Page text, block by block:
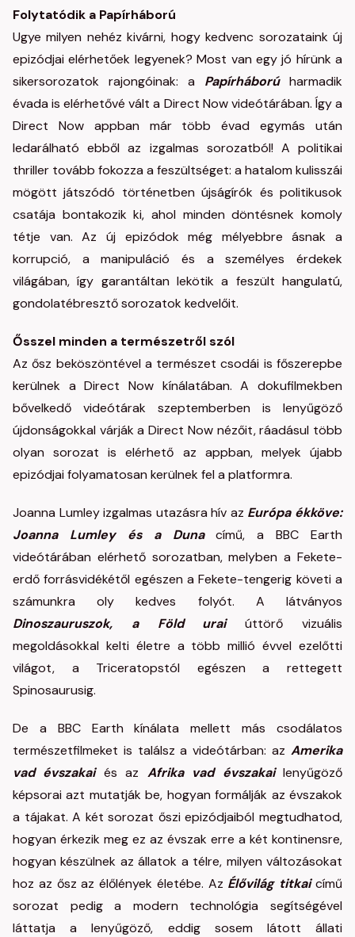
Folytatódik a Papírháború
Ugye milyen nehéz kivárni, hogy kedvenc sorozataink új
epizódjai elérhetőek legyenek? Most van egy jó hírünk a
sikersorozatok rajongóinak: a Papírháború harmadik
évada is elérhetővé vált a Direct Now videótárában. Így a
Direct Now appban már több évad egymás után
ledarálható ebből az izgalmas sorozatból! A politikai
thriller tovább fokozza a feszültséget: a hatalom kulisszái
mögött játszódó történetben újságírók és politikusok
csatája bontakozik ki, ahol minden döntésnek komoly
tétje van. Az új epizódok még mélyebbre ásnak a
korrupció, a manipuláció és a személyes érdekek
világában, így garantáltan lekötik a feszült hangulatú,
gondolatébresztő sorozatok kedvelőit.
Ősszel minden a természetről szól
Az ősz beköszöntével a természet csodái is főszerepbe
kerülnek a Direct Now kínálatában. A dokufilmekben
bővelkedő videótárak szeptemberben is lenyűgöző
újdonságokkal várják a Direct Now nézőit, ráadásul több
olyan sorozat is elérhető az appban, melyek újabb
epizódjai folyamatosan kerülnek fel a platformra.
Joanna Lumley izgalmas utazásra hív az Európa ékköve:
Joanna Lumley és a Dunacímű, a BBC Earth
videótárában elérhető sorozatban, melyben a Fekete-
erdő forrásvidékétől egészen a Fekete-tengerig követi a
számunkra oly kedves folyót. A látványos
Dinoszauruszok, a Föld uraiúttörő vizuális
megoldásokkal kelti életre a több millió évvel ezelőtti
világot, a Triceratopstól egészen a rettegett
Spinosaurusig.
De a BBC Earth kínálata mellett más csodálatos
természetfilmeket is találsz a videótárban: az Amerika
vad évszakai és az Afrika vad évszakailenyűgöző
képsorai azt mutatják be, hogyan formálják az évszakok
a tájakat. A két sorozat őszi epizódjaiból megtudhatod,
hogyan érkezik meg ez az évszak erre a két kontinensre,
hogyan készülnek az állatok a télre, milyen változásokat
hoz az ősz az élőlények életébe. Az Élővilág titkaicímű
sorozat pedig a modern technológia segítségével
láttatja a lenyűgöző, eddig sosem látott állati